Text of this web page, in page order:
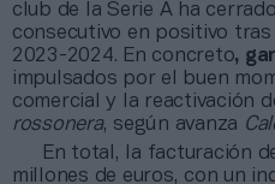
club de la Serie A ha
consecutivo en positivo
2023-2024. En concreto,
impulsados por el buen
comercial y la reactivación
rossonera, según avanza
En total, la facturación
millones de euros, con un